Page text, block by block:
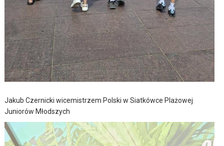
Jakub Czernicki wicemistrzem Polski w Siatkówce Plażowej
Juniorów Młodszych